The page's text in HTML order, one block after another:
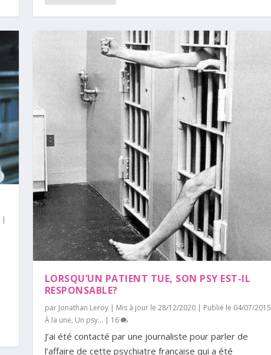
|
LORSQU’UN PATIENT TUE, SON PSY EST-IL
RESPONSABLE?
par Jonathan Leroy| Mis à jour le 28/12/2020 | Publié le 04/07/2015
À la une, Un psy... | 16
J’ai été contacté par une journaliste pour parler de
l’affaire de cette psychiatre française qui a été